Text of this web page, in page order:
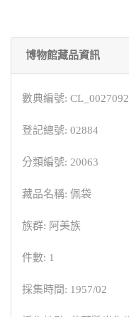
博物館藏品資訊
數典編號: CL_0027092
登記總號: 02884
分類編號: 20063
藏品名稱: 佩袋
族群: 阿美族
件數: 1
採集時間: 1957/02